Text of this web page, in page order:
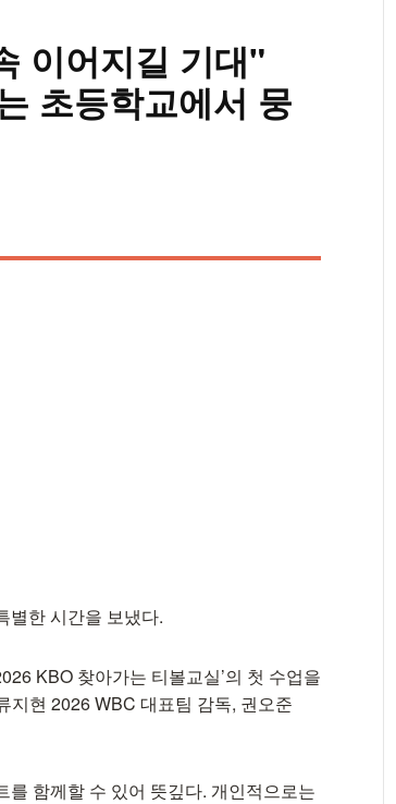
이어지길 기대"
초등학교에서 뭉
별한 시간을 보냈다.
KBO 찾아가는 티볼교실’의 첫 수업을
지현 2026 WBC 대표팀 감독, 권오준
를 함께할 수 있어 뜻깊다. 개인적으로는